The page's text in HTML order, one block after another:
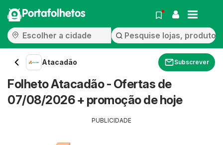
Portafolhetos
Atacadão Subscrever
Folheto Atacadão - Ofertas de
07/08/2026 + promoção de hoje
PUBLICIDADE